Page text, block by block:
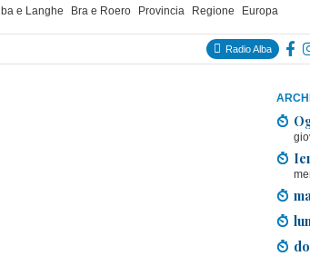
e Langhe Bra e Roero Provincia Regione Europa
Radio Alba